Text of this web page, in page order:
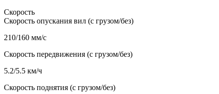
Скорость
Скорость опускания вил (с грузом/без)
210/160 мм/с
Скорость передвижения (с грузом/без)
5.2/5.5 км/ч
Скорость поднятия (с грузом/без)